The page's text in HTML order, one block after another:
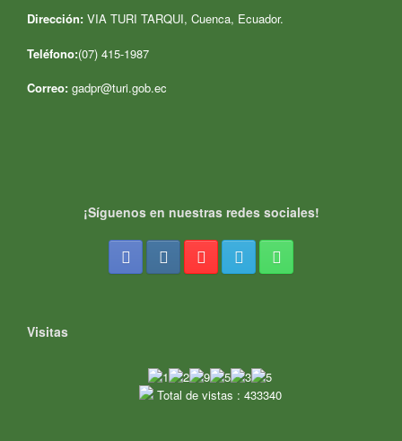
Dirección: VIA TURI TARQUI, Cuenca, Ecuador.
Teléfono:(07) 415-1987
Correo: gadpr@turi.gob.ec
¡Síguenos en nuestras redes sociales!
Visitas
Total de vistas : 433340